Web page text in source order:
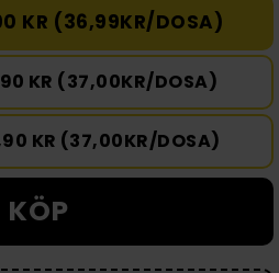
KR (36,99KR/DOSA)
KR (37,00KR/DOSA)
KR (37,00KR/DOSA)
KÖP